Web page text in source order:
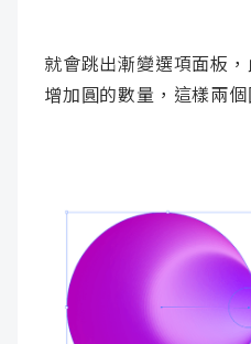
就會跳出漸變選項面板
增加圓的數量，這樣兩